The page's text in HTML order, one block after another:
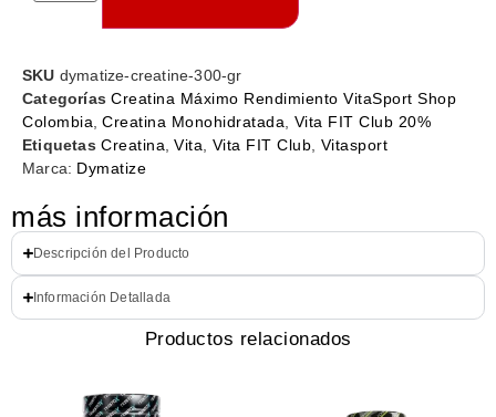
SKU dymatize-creatine-300-gr
Categorías Creatina Máximo Rendimiento VitaSport Shop
Colombia,Creatina Monohidratada, Vita FIT Club 20%
Etiquetas Creatina,Vita, Vita FIT Club, Vitasport
Marca: Dymatize
más información
Descripción del Producto
Información Detallada
Productos relacionados